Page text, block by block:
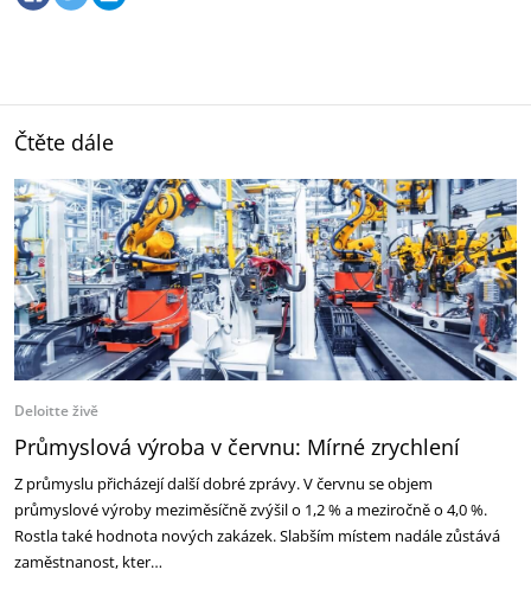
Čtěte dále
Deloitte živě
Průmyslová výroba v červnu: Mírné zrychlení
Z průmyslu přicházejí další dobré zprávy. V červnu se objem
průmyslové výroby meziměsíčně zvýšil o 1,2 % a meziročně o 4,0 %.
Rostla také hodnota nových zakázek. Slabším místem nadále zůstává
zaměstnanost, kter…